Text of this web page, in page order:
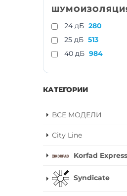
24 дБ 280
25 дБ 513
40 дБ 984
КАТЕГОРИИ
ВСЕ МОДЕЛИ
City Line
Korfad Express
Syndicate